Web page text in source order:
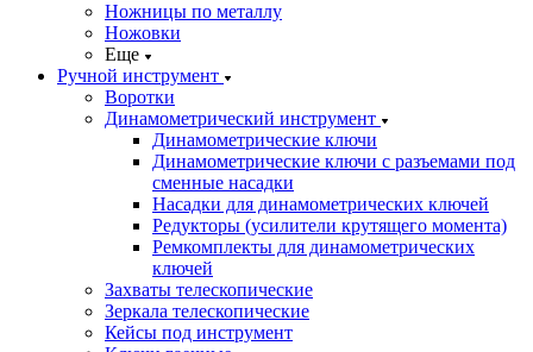
Ножницы по металлу
Ножовки
Еще
Ручной инструмент
Воротки
Динамометрический инструмент
Динамометрические ключи
Динамометрические ключи с разъемами под
сменные насадки
Насадки для динамометрических ключей
Редукторы (усилители крутящего момента)
Ремкомплекты для динамометрических
ключей
Захваты телескопические
Зеркала телескопические
Кейсы под инструмент